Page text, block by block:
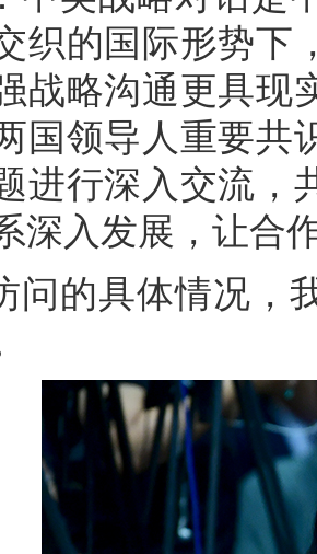
织的国际形势下
战略沟通更具现
国领导人重要共
进行深入交流，
深入发展，让合
问的具体情况，